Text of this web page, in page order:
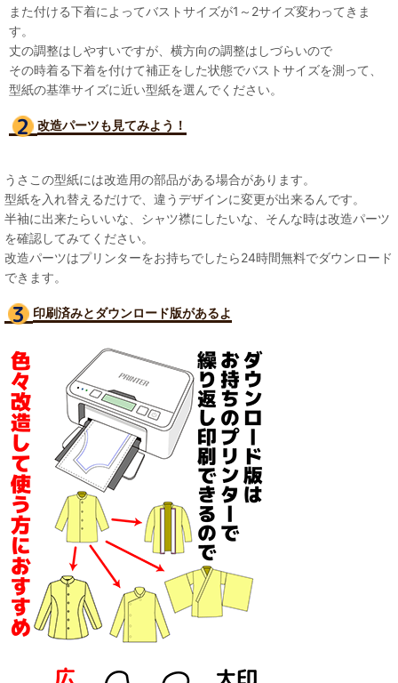
また付ける下着によってバストサイズが1～2サイズ変わってきま
す。
丈の調整はしやすいですが、横方向の調整はしづらいので
その時着る下着を付けて補正をした状態でバストサイズを測って、
型紙の基準サイズに近い型紙を選んでください。
改造パーツも見てみよう！
うさこの型紙には改造用の部品がある場合があります。
型紙を入れ替えるだけで、違うデザインに変更が出来るんです。
半袖に出来たらいいな、シャツ襟にしたいな、そんな時は改造パーツ
を確認してみてください。
改造パーツはプリンターをお持ちでしたら24時間無料でダウンロード
できます。
印刷済みとダウンロード版があるよ